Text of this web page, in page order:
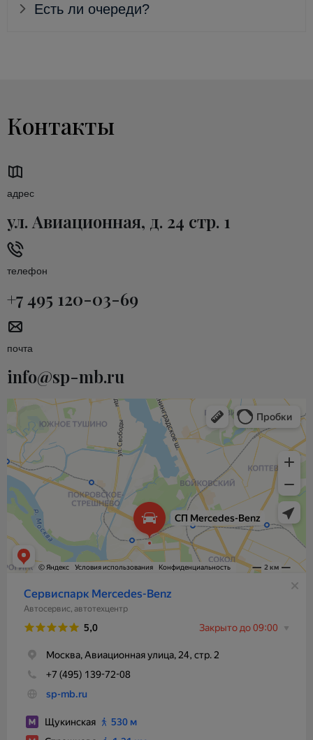
Есть ли очереди?
Контакты
адрес
ул. Авиационная, д. 24 стр. 1
телефон
+7 495 120-03-69
почта
info@sp-mb.ru